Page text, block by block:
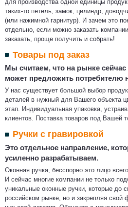
для производства одной единицы
таких-то петель, замок, цилиндр,
(или нажимной гарнитур). И зачем это
отдельно, если можно заказать
заказать, проще получить и собрать!
Товары под заказ
Мы считаем, что на рынке сейчас
может предложить потребителю
У нас существует большой выбор
деталей в нужный для Вашего объекта
этап. Индивидуальная упаковка,
клиентов. Поставка товаров под Вашей
Ручки с гравировкой
Это отдельное направление,
усиленно разрабатываем.
Оконная ручка, бесспорно это лицо
И сейчас многие компании не только
уникальные оконные ручки, которые до
российском рынке, но и закрепляя свой